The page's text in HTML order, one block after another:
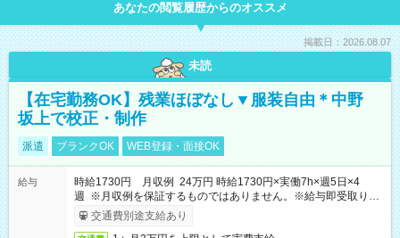
あなたの閲覧履歴からのオススメ
掲載日：2026.08.07
未読
【在宅勤務OK】残業ほぼなし▼服装自由＊中野
坂上で校正・制作
派遣 ブランクOK WEB登録・面接OK
給与
時給1730円 月収例 24万円 時給1730円×実働7h×週5日×4
週 ※月収例を保証するものではありません。※給与即受取りサ
ービス利用可（利用条件有）
交通費別途支給あり